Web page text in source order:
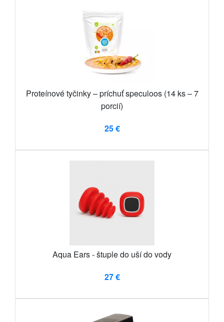
Proteínové tyčinky – príchuť speculoos (14 ks – 7
porcií)
25 €
Aqua Ears - štuple do uší do vody
27 €